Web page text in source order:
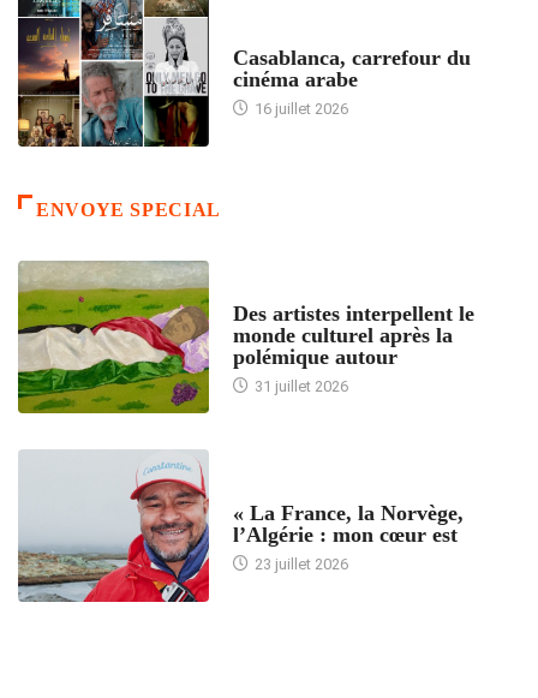
Casablanca, carrefour du
cinéma arabe
16 juillet 2026
ENVOYE SPECIAL
Des artistes interpellent le
monde culturel après la
polémique autour
31 juillet 2026
« La France, la Norvège,
l’Algérie : mon cœur est
23 juillet 2026